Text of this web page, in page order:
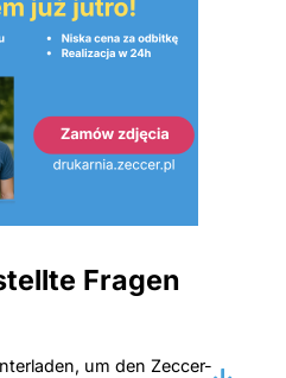
Fragen
um den Zeccer-